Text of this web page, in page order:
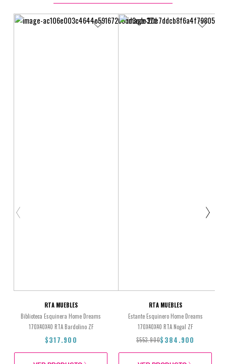
RTA MUEBLES
Biblioteca Esquinera Home Dreams
170X40X40 RTA Bardolino ZF
$317.900
RTA MUEBLES
Estante Esquinero Home Dreams
170X40X40 RTA Nogal ZF
$553.900$384.900